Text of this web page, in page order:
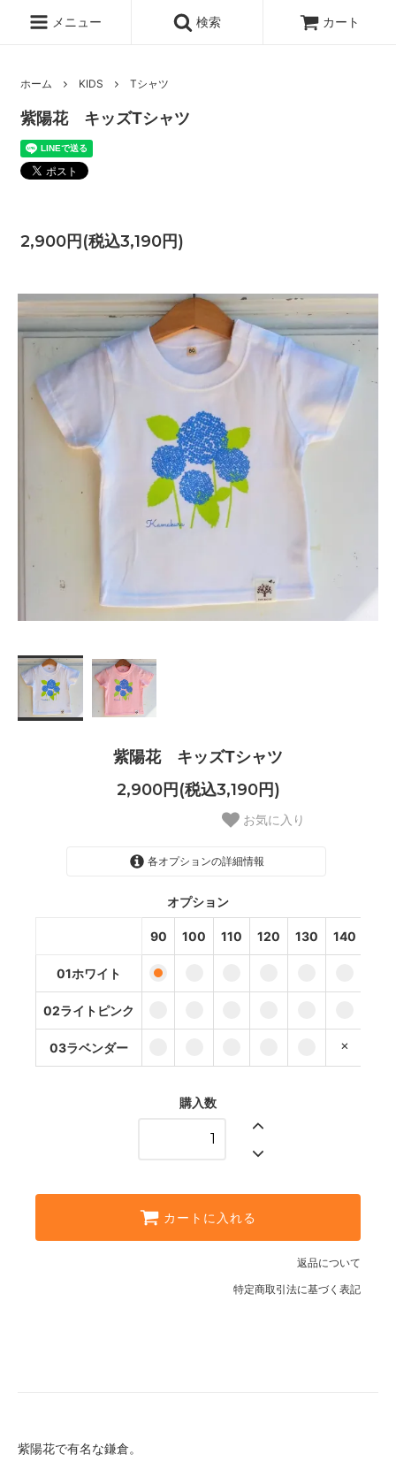
メニュー 検索 カート
ホーム KIDS Tシャツ
紫陽花 キッズTシャツ
2,900円(税込3,190円)
紫陽花 キッズTシャツ
2,900円(税込3,190円)
お気に入り
各オプションの詳細情報
01ホワイト
03ラベンダー
01ホワイト
02ライトピンク
01ホワイト
オプション
90 100 110 120 130 140
01ホワイト
02ライトピンク
03ラベンダー
購入数
カートに入れる
返品について
特定商取引法に基づく表記
紫陽花で有名な鎌倉。